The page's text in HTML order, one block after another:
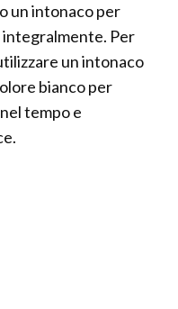
un intonaco per
Per
un intonaco
bianco per
tempo e